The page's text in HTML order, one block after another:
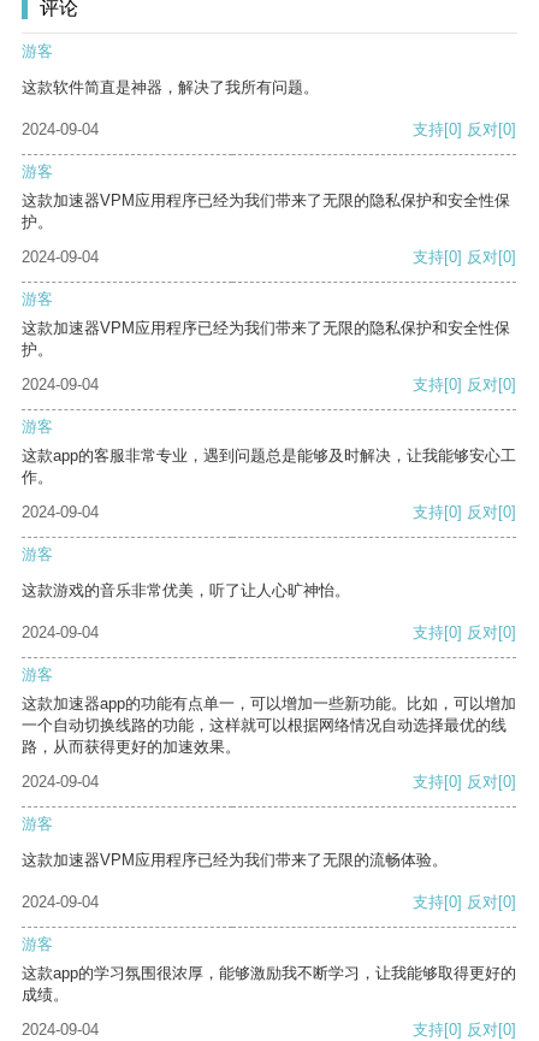
评论
游客
这款软件简直是神器，解决了我所有问题。
2024-09-04 支持[0] 反对[0]
游客
这款加速器VPM应用程序已经为我们带来了无限的隐私保护和安全性保
护。
2024-09-04
支持[0] 反对[0]
游客
这款加速器VPM应用程序已经为我们带来了无限的隐私保护和安全性保
护。
2024-09-04
支持[0] 反对[0]
游客
这款app的客服非常专业，遇到问题总是能够及时解决，让我能够安心工
作。
2024-09-04
支持[0] 反对[0]
游客
这款游戏的音乐非常优美，听了让人心旷神怡。
2024-09-04 支持[0] 反对[0]
游客
这款加速器app的功能有点单一，可以增加一些新功能。比如，可以增加
一个自动切换线路的功能，这样就可以根据网络情况自动选择最优的线
路，从而获得更好的加速效果。
2024-09-04
支持[0] 反对[0]
游客
这款加速器VPM应用程序已经为我们带来了无限的流畅体验。
2024-09-04 支持[0] 反对[0]
游客
这款app的学习氛围很浓厚，能够激励我不断学习，让我能够取得更好的
成绩。
2024-09-04
支持[0] 反对[0]